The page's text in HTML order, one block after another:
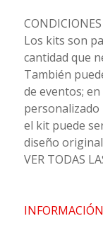
Los kits son
cantidad que
También
de eventos;
personalizado
el kit puede
diseño
VER TODAS